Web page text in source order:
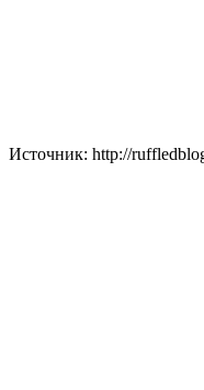
Источник: http://